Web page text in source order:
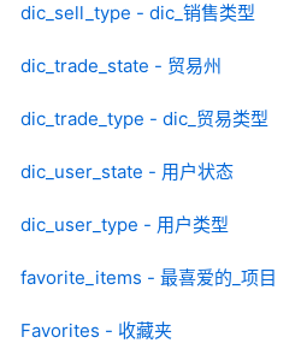
dic_sell_type - dic_销售类型
dic_trade_state - 贸易州
dic_trade_type - dic_贸易类型
dic_user_state - 用户状态
dic_user_type - 用户类型
favorite_items - 最喜爱的_项目
Favorites - 收藏夹